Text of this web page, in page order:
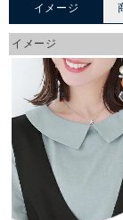
イメージ
イメージ